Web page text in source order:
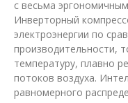
с весьма
Инверторный
электроэнергии по
производительности,
температуру, плавно
потоков воздуха.
равномерного